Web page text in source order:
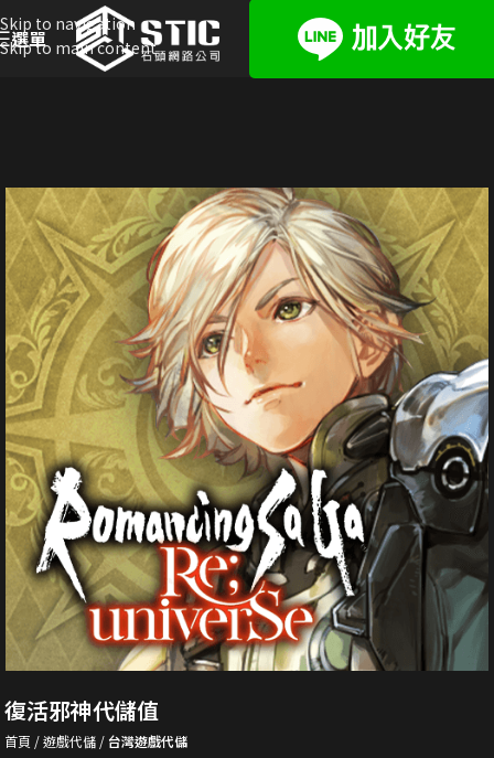
Skip to navigation
Skip to main content
選單
復活邪神代儲值
首頁 遊戲代儲 台灣遊戲代儲